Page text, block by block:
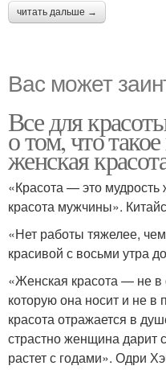
читать дальше →
Вас может
Все для
о том, что
женская
«Красота — это
красота мужчины».
«Нет работы тяжелее,
красивой с восьми утра
«Женская красота — не
которую она носит и не
красота отражается в
страстно женщина дарит
растет с годами». Одри